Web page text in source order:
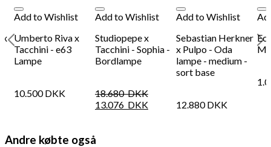
x
Add to Wishlist
Umberto Riva x
Tacchini - e63
Lampe
10.500DKK
Add to Wishlist
Studiopepe x
Tacchini - Sophia -
Bordlampe
18.680DKK
13.076 DKK
Add to Wishlist
Sebastian Herkner
x Pulpo - Oda
lampe - medium -
sort base
12.880DKK
Andre købte også